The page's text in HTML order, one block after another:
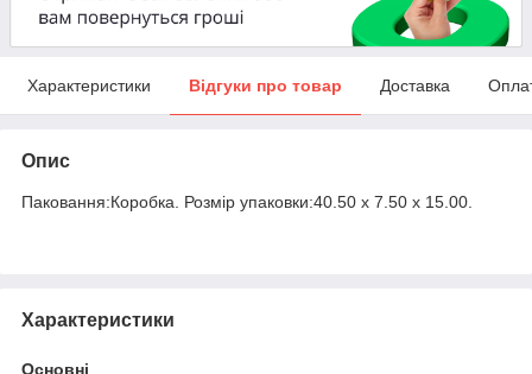
Характеристики Відгуки про товар Доставка
Опис
Паковання:Коробка. Розмір упаковки:40.50 x 7.50 x 15.00.
Характеристики
Основні